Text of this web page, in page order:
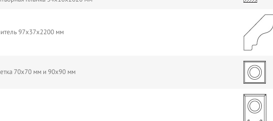
97х37х2200 мм
70х70 мм и 90х90 мм